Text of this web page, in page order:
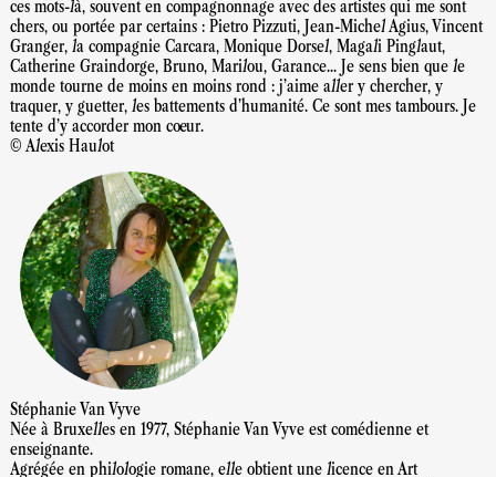
ces mots-là, souvent en compagnonnage avec des artistes qui me sont
chers, ou portée par certains : Pietro Pizzuti, Jean-Michel Agius, Vincent
Granger, la compagnie Carcara, Monique Dorsel, Magali Pinglaut,
Catherine Graindorge, Bruno, Marilou, Garance... Je sens bien que le
monde tourne de moins en moins rond : j'aime aller y chercher, y
traquer, y guetter, les battements d'humanité. Ce sont mes tambours. Je
tente d'y accorder mon cœur.
© Alexis Haulot
Stéphanie Van Vyve
Née à Bruxelles en 1977, Stéphanie Van Vyve est comédienne et
enseignante.
Agrégée en philologie romane, elle obtient une licence en Art